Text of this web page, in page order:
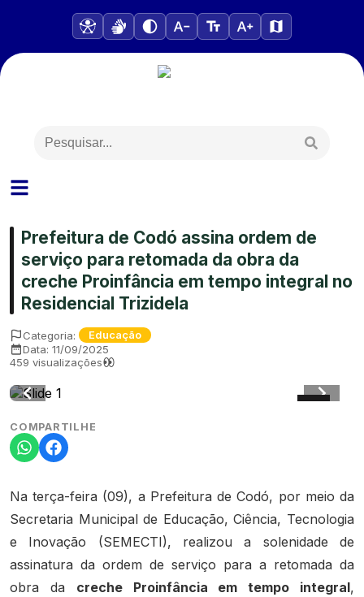
Prefeitura de Codó assina ordem de
serviço para retomada da obra da
creche Proinfância em tempo integral no
Residencial Trizidela
Categoria: Educação
Data: 11/09/2025
459 visualizações
COMPARTILHE
Na terça-feira (09), a Prefeitura de Codó, por meio da
Secretaria Municipal de Educação, Ciência, Tecnologia
e Inovação (SEMECTI), realizou a solenidade de
assinatura da ordem de serviço para a retomada da
obra da creche Proinfância em tempo integral,